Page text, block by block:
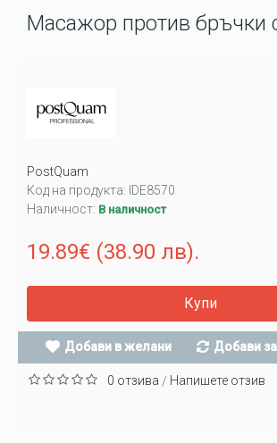
Масажор против бръчки
PostQuam
Код на продукта: IDE8570
Наличност: В наличност
19.89€ (38.90 лв).
Купи
Добави в желани Добави
0 отзива / Напишете отзив